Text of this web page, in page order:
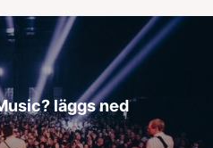
läggs ned